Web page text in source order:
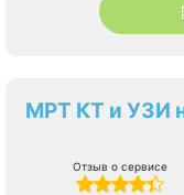
МРТ КТ и УЗИ
Отзыв о сервисе